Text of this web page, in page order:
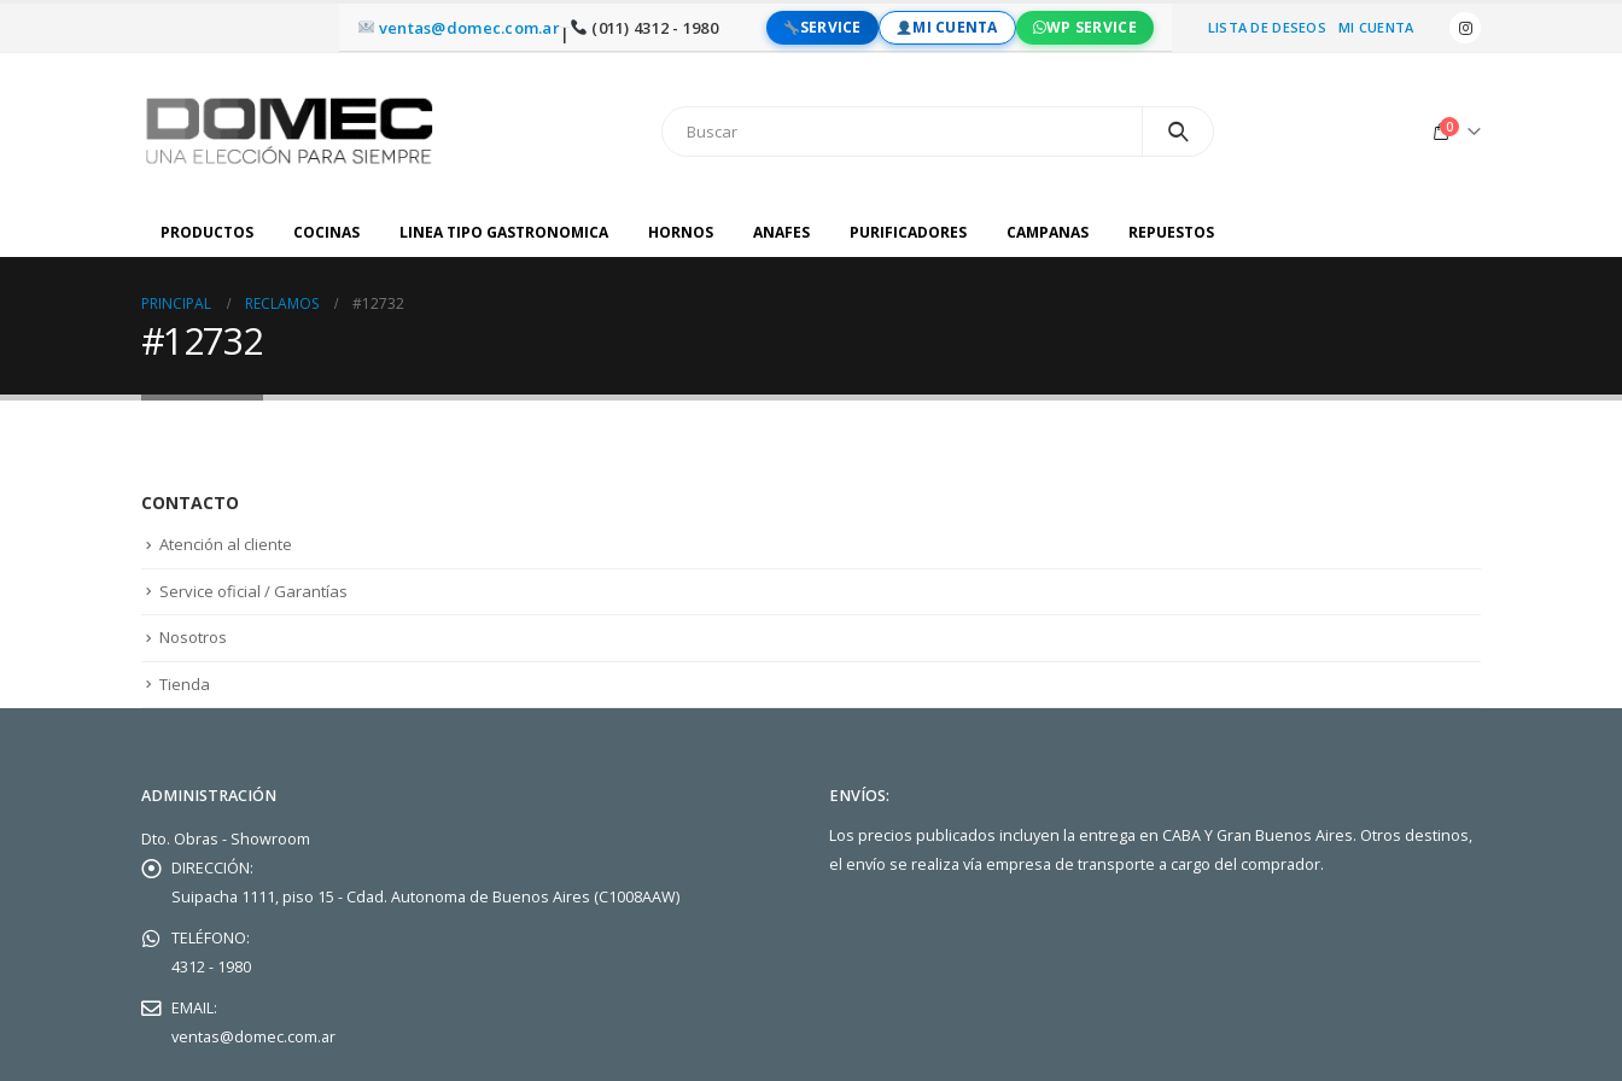
ventas@domec.com.ar| (011) 4312 - 1980 SERVICE MI CUENTA WP SERVICE LISTA DE DESEOS MI CUENTA
0
PRODUCTOS COCINAS LINEA TIPO GASTRONOMICA HORNOS ANAFES PURIFICADORES CAMPANAS REPUESTOS
PRINCIPAL RECLAMOS #12732
#12732
CONTACTO
Atención al cliente
Service oficial / Garantías
Nosotros
Tienda
ADMINISTRACIÓN
Dto. Obras - Showroom
DIRECCIÓN:
Suipacha 1111, piso 15 - Cdad. Autonoma de Buenos Aires (C1008AAW)
TELÉFONO:
4312 - 1980
EMAIL:
ventas@domec.com.ar
ENVÍOS:
Los precios publicados incluyen la entrega en CABA Y Gran Buenos Aires. Otros destinos,
el envío se realiza vía empresa de transporte a cargo del comprador.